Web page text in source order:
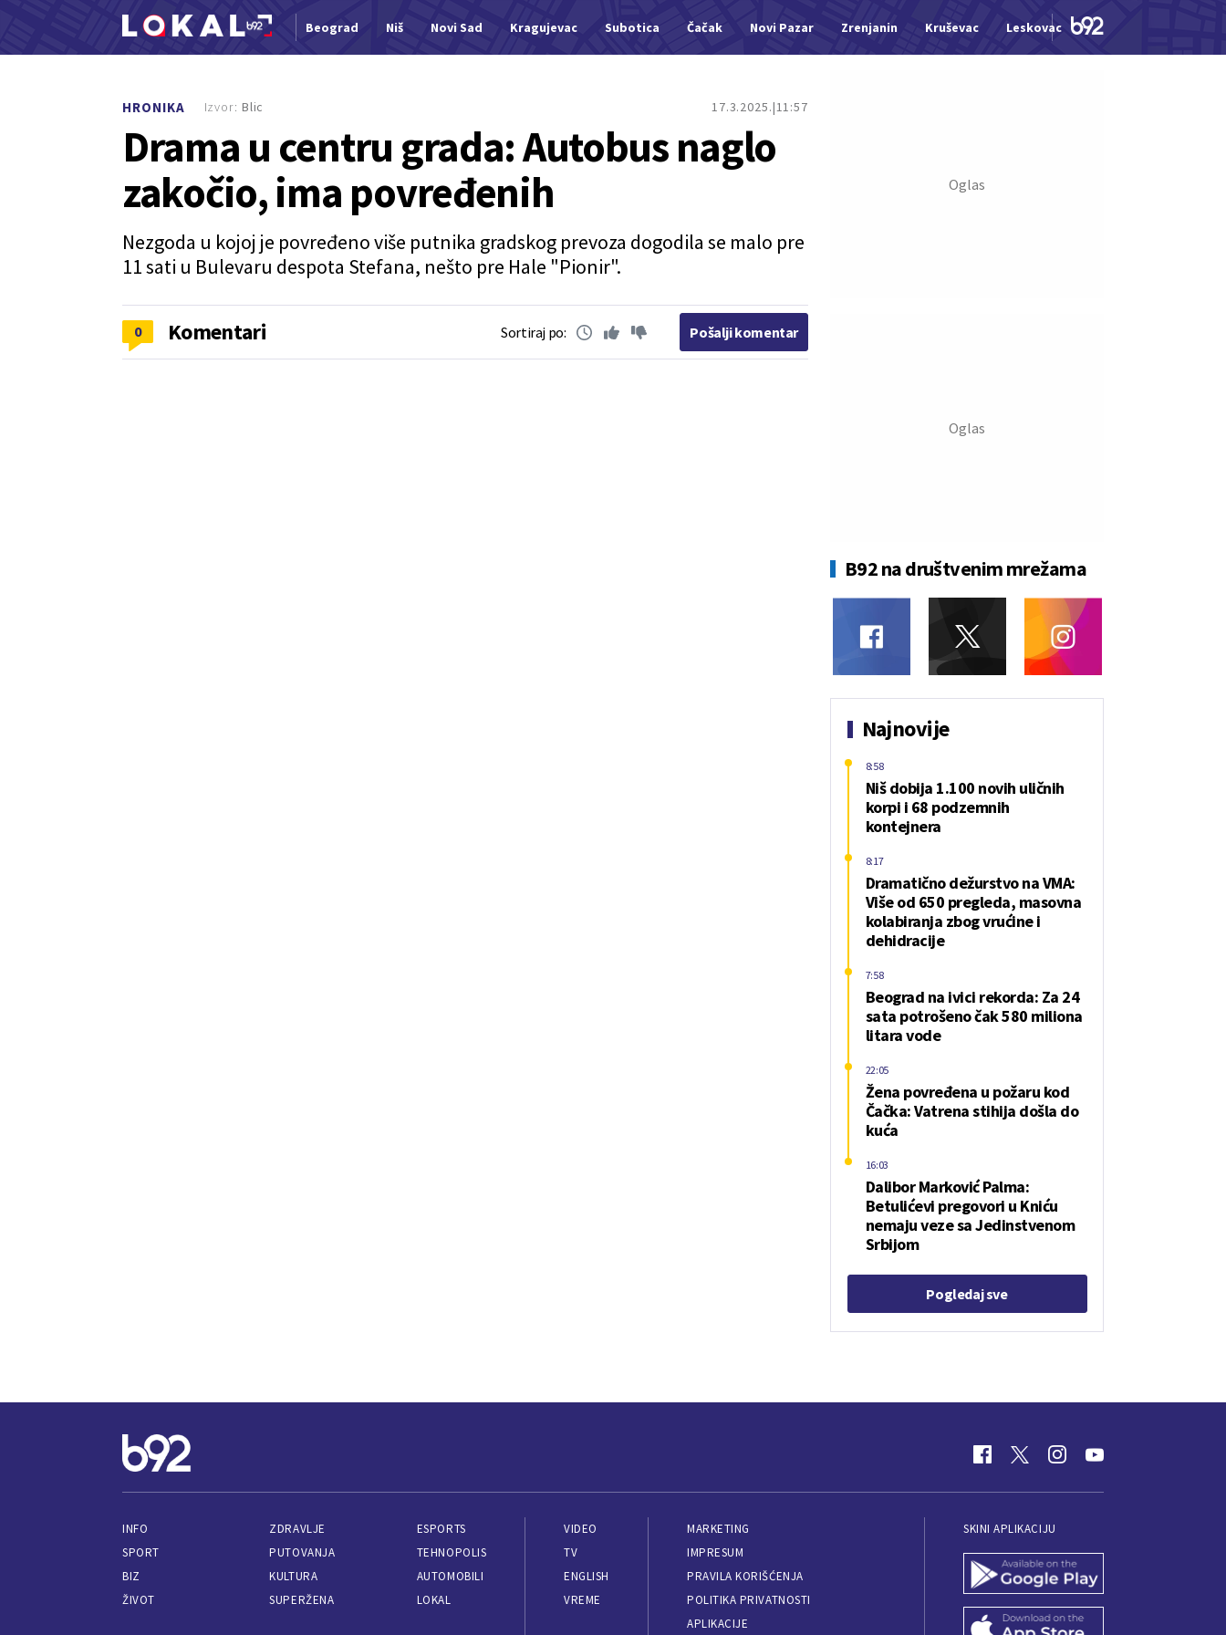
Beograd Niš Novi Sad Kragujevac Subotica Čačak Novi Pazar Zrenjanin Kruševac Leskovac Jagodina
HRONIKA 17.3.2025. 11:57
Drama u centru grada: Autobus naglo
zakočio, ima povređenih
Nezgoda u kojoj je povređeno više putnika gradskog prevoza dogodila se malo pre
11 sati u Bulevaru despota Stefana, nešto pre Hale "Pionir".
Izvor: Blic
0 Komentari Sortiraj po: Pošalji komentar
B92 na društvenim mrežama
Najnovije
Niš dobija 1.100 novih uličnih
korpi i 68 podzemnih
kontejnera
8:58
Dramatično dežurstvo na VMA:
Više od 650 pregleda, masovna
kolabiranja zbog vrućine i
dehidracije
8:17
Beograd na ivici rekorda: Za 24
sata potrošeno čak 580 miliona
litara vode
7:58
Žena povređena u požaru kod
Čačka: Vatrena stihija došla do
kuća
22:05
Dalibor Marković Palma:
Betulićevi pregovori u Kniću
nemaju veze sa Jedinstvenom
Srbijom
16:03
Pogledaj sve
INFO
SPORT
BIZ
ŽIVOT
ZDRAVLJE
PUTOVANJA
KULTURA
SUPERŽENA
ESPORTS
TEHNOPOLIS
AUTOMOBILI
LOKAL
VIDEO
TV
ENGLISH
VREME
MARKETING
IMPRESUM
PRAVILA KORIŠĆENJA
POLITIKA PRIVATNOSTI
APLIKACIJE
SKINI APLIKACIJU